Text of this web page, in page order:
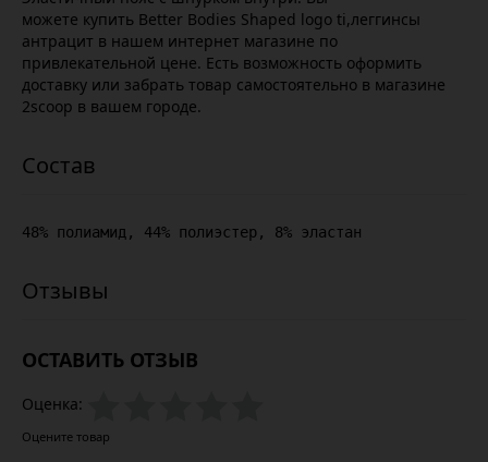
можете купить Better Bodies Shaped logo ti,леггинсы
антрацит в нашем интернет магазине по
привлекательной цене. Есть возможность оформить
доставку или забрать товар самостоятельно в магазине
2scoop в вашем городе.
48% полиамид, 44% полиэстер, 8% эластан
ОСТАВИТЬ ОТЗЫВ
Оценка:
Оцените товар